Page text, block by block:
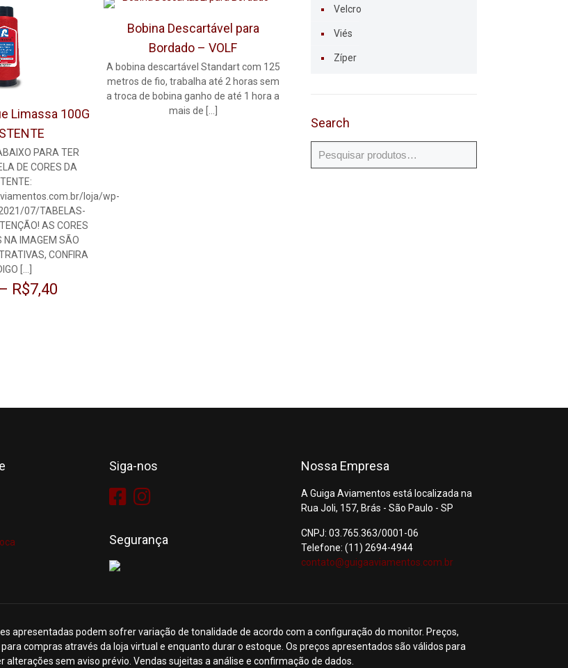
Limassa 100G
PARA TER
DE CORES DA
loja/wp-
07/TABELAS-
AS CORES
NA IMAGEM SÃO
CONFIRA
[…]
– R$7,40
Bobina Descartável para
Bordado – VOLF
A bobina descartável Standart com 125
metros de fio, trabalha até 2 horas sem
a troca de bobina ganho de até 1 hora a
mais de […]
Velcro
Viés
Zíper
Search
Siga-nos
Segurança
Nossa Empresa
A Guiga Aviamentos está localizada na
Rua Joli, 157, Brás - São Paulo - SP
CNPJ: 03.765.363/0001-06
Telefone: (11) 2694-4944
contato@guigaaviamentos.com.br
apresentadas podem sofrer variação de tonalidade de acordo com a configuração do monitor. Preços,
compras através da loja virtual e enquanto durar o estoque. Os preços apresentados são válidos para
sem aviso prévio. Vendas sujeitas a análise e confirmação de dados.